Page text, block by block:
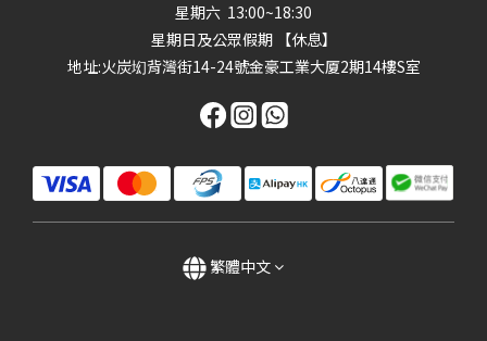
星期六 13:00~18:30
星期日及公眾假期 【休息】
地址:火炭㘭背灣街14-24號金豪工業大厦2期14樓S室
繁體中文